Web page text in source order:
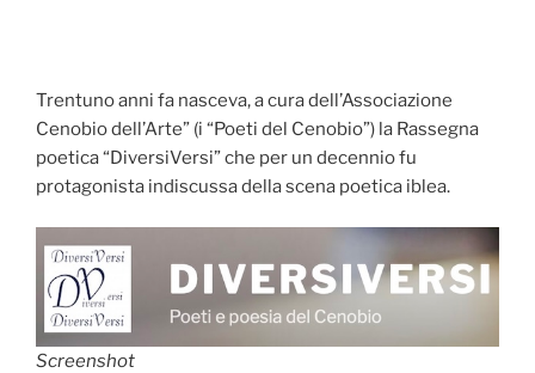
Trentuno anni fa nasceva, a cura dell’Associazione
Cenobio dell’Arte” (i “Poeti del Cenobio”) la Rassegna
poetica “DiversiVersi” che per un decennio fu
protagonista indiscussa della scena poetica iblea.
Screenshot